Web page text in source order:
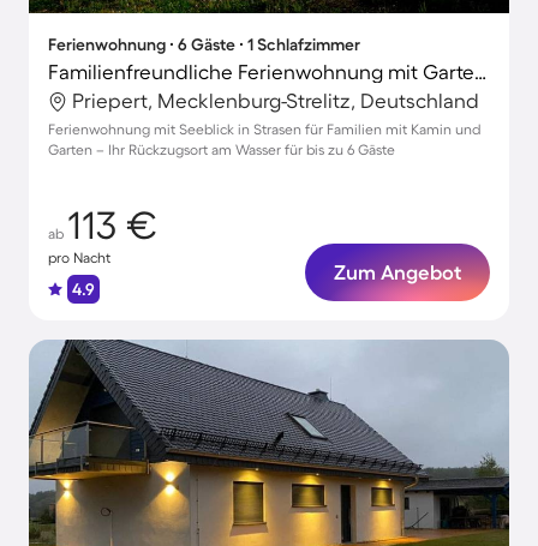
Ferienwohnung ∙ 6 Gäste ∙ 1 Schlafzimmer
Familienfreundliche Ferienwohnung mit Garten und Terrasse | Seeblick
Priepert, Mecklenburg-Strelitz, Deutschland
Ferienwohnung mit Seeblick in Strasen für Familien mit Kamin und
Garten – Ihr Rückzugsort am Wasser für bis zu 6 Gäste
ab 113 €
pro Nacht
4.9
Zum Angebot